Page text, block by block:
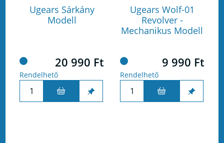
Ugears Sárkány
Modell
20 990 Ft
Rendelhető
Ugears Wolf-01
Revolver -
Mechanikus Modell
9 990 Ft
Rendelhető